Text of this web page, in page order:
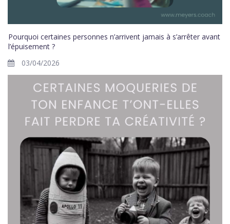
Pourquoi certaines personnes n’arrivent jamais à s’arrêter avant
l’épuisement ?
03/04/2026